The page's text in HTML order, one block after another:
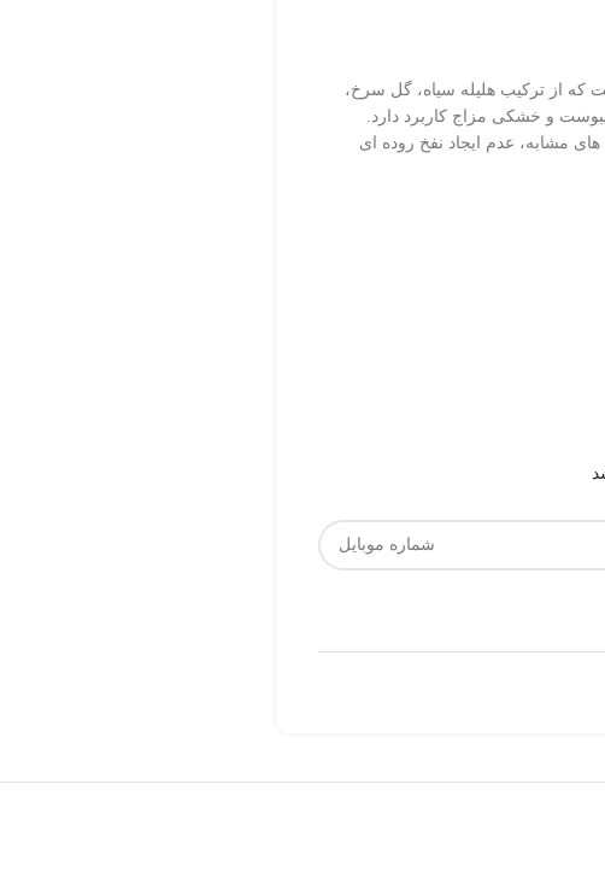
از ترکیب هلیله سیاه، گل سرخ،
و خشکی مزاج کاربرد دارد.
مشابه، عدم ایجاد نفخ روده ای